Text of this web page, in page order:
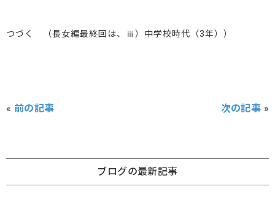
つづく （長女編最終回は、ⅲ）中学校時代（3年））
« 前の記事 次の記事 »
ブログの最新記事